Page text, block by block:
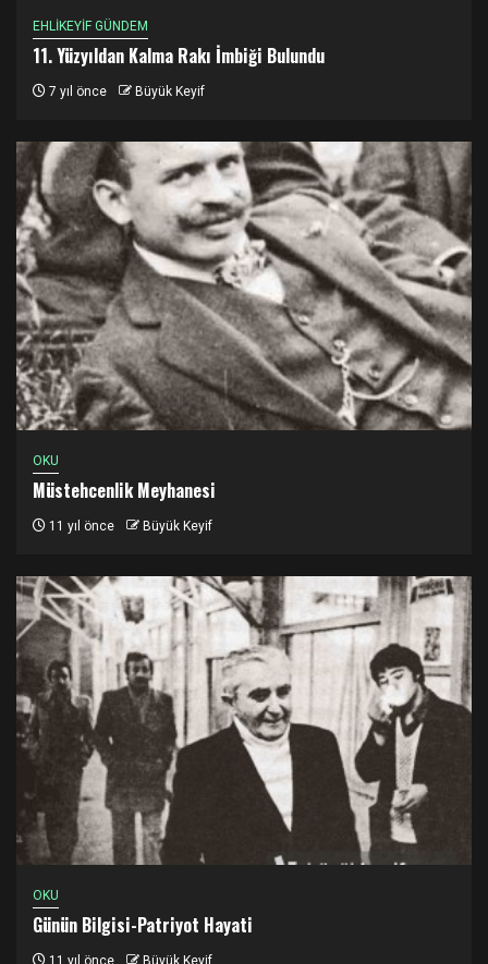
EHLİKEYİF GÜNDEM
11. Yüzyıldan Kalma Rakı İmbiği Bulundu
7 yıl önce Büyük Keyif
OKU
Müstehcenlik Meyhanesi
11 yıl önce Büyük Keyif
OKU
Günün Bilgisi-Patriyot Hayati
11 yıl önce Büyük Keyif